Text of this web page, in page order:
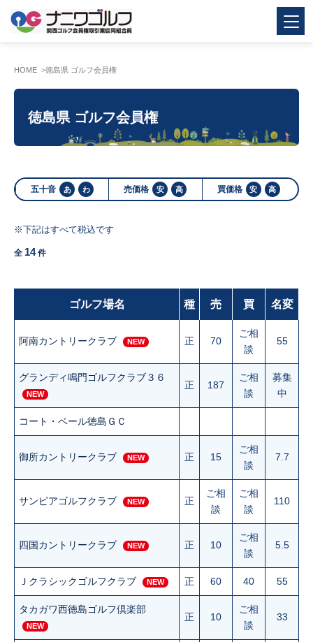
HOME 徳島県 ゴルフ会員権
徳島県 ゴルフ会員権
五十音 あ わ 売価格 安 高 買価格 安 高
※下記はすべて税込です
全 14件
ゴルフ場名 種 売 買 名変
阿南カントリークラブ NEW 正 70
ご相
談
55
グランディ鳴門ゴルフクラブ３６
NEW
正 187
ご相
談
募集
中
コート・ベール徳島ＧＣ
御所カントリークラブ NEW 正 15
ご相
談
7.7
サンピアゴルフクラブ NEW 正
ご相
談
ご相
談
110
四国カントリークラブ NEW 正 10
ご相
談
5.5
Ｊクラシックゴルフクラブ NEW 正 60 40 55
タカガワ西徳島ゴルフ倶楽部
NEW
正 10
ご相
談
33